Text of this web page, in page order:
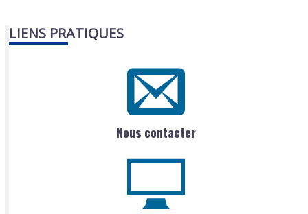
LIENS PRATIQUES
Nous contacter